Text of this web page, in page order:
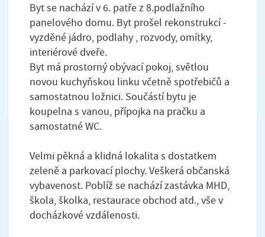
Byt se nachází v 6. patře z 8.podlažního
panelového domu. Byt prošel rekonstrukcí -
vyzděné jádro, podlahy , rozvody, omítky,
interiérové dveře.
Byt má prostorný obývací pokoj, světlou
novou kuchyňskou linku včetně spotřebičů a
samostatnou ložnici. Součástí bytu je
koupelna s vanou, přípojka na pračku a
samostatné WC.
Velmi pěkná a klidná lokalita s dostatkem
zeleně a parkovací plochy. Veškerá občanská
vybavenost. Poblíž se nachází zastávka MHD,
škola, školka, restaurace obchod atd., vše v
docházkové vzdálenosti.